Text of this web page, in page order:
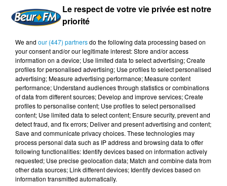
DERNIERS PODCASTS
24 juillet 2026
Les Zinformés - 24/07/26
Le respect de votre vie privée est notre
priorité
We and our (447) partnersdo the following data processing based on
your consent and/or our legitimate interest: Store and/or access
information on a device; Use limited data to select advertising; Create
profiles for personalised advertising; Use profiles to select personalised
advertising; Measure advertising performance; Measure content
performance; Understand audiences through statistics or combinations
of data from different sources; Develop and improve services; Create
profiles to personalise content; Use profiles to select personalised
content; Use limited data to select content; Ensure security, prevent and
detect fraud, and fix errors; Deliver and present advertising and content;
Save and communicate privacy choices. These technologies may
process personal data such as IP address and browsing data to offer
following functionalities: Identify devices based on information actively
requested; Use precise geolocation data; Match and combine data from
other data sources; Link different devices; Identify devices based on
information transmitted automatically.